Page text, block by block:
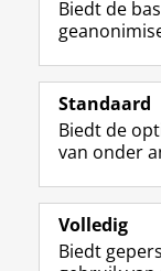
Studiekiezers
Alumni
Over ons
Biedt de
Standaard
Biedt de
van onder
Volledig
Biedt